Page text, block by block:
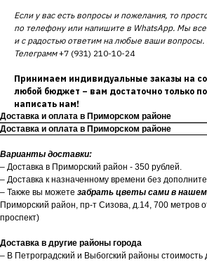
Если у вас есть вопросы и пожелания, то
по телефону или напишите в WhatsApp. Мы
и с радостью ответим на любые ваши вопросы.
Телеграмм+7 (931) 210-10-24
Принимаем индивидуальные заказы на
любой бюджет – вам достаточно только
написать нам!
Доставка и оплата в Приморском районе
Доставка и оплата в Приморском районе
Варианты доставки:
– Доставка в Приморский район - 350 рублей.
– Доставка к назначенному времени без
– Также вы можете забрать цветы сами в нашем
Приморский район, пр-т Сизова, д.14, 700 метров
проспект)
Доставка в другие районы города
– В Петроградский и Выбогский районы стоимость